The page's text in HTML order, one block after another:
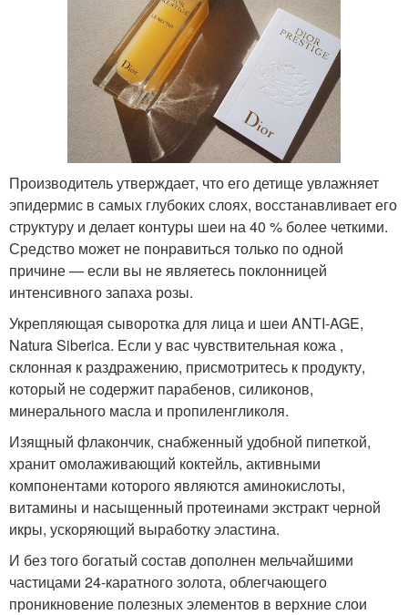
Производитель утверждает, что его детище увлажняет
эпидермис в самых глубоких слоях, восстанавливает его
структуру и делает контуры шеи на 40 % более четкими.
Средство может не понравиться только по одной
причине — если вы не являетесь поклонницей
интенсивного запаха розы.
Укрепляющая сыворотка для лица и шеи ANTI-AGE,
Natura Siberica. Если у вас чувствительная кожа ,
склонная к раздражению, присмотритесь к продукту,
который не содержит парабенов, силиконов,
минерального масла и пропиленгликоля.
Изящный флакончик, снабженный удобной пипеткой,
хранит омолаживающий коктейль, активными
компонентами которого являются аминокислоты,
витамины и насыщенный протеинами экстракт черной
икры, ускоряющий выработку эластина.
И без того богатый состав дополнен мельчайшими
частицами 24-каратного золота, облегчающего
проникновение полезных элементов в верхние слои